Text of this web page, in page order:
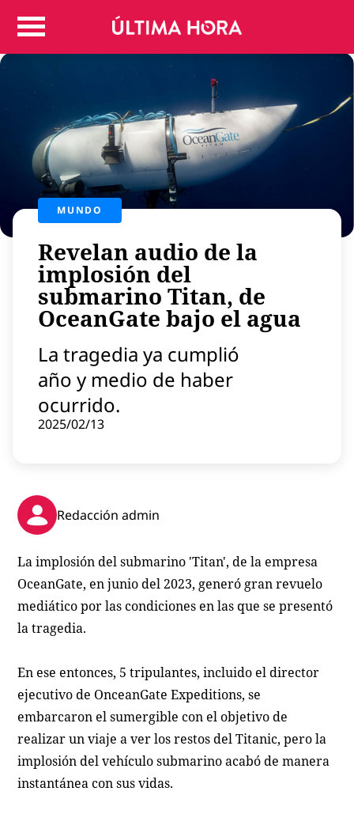
Politica
Regiones
Deportes
Positivas
Entretenimiento
Vida
Mundo
Más
Virales
Tecnología
Economía
Contenido patrocinado
Instagram
MUNDO
Revelan audio de la
implosión del
submarino Titan, de
OceanGate bajo el agua
La tragedia ya cumplió
año y medio de haber
ocurrido.
2025/02/13
Redacción admin
La implosión del submarino 'Titan', de la empresa
OceanGate, en junio del 2023, generó gran revuelo
mediático por las condiciones en las que se presentó
la tragedia.
En ese entonces, 5 tripulantes, incluido el director
ejecutivo de OnceanGate Expeditions, se
embarcaron el sumergible con el objetivo de
realizar un viaje a ver los restos del Titanic, pero la
implosión del vehículo submarino acabó de manera
instantánea con sus vidas.